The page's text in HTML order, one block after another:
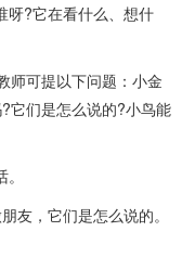
?它在看什么、想什
可提以下问题：小金
它们是怎么说的?小鸟能
，它们是怎么说的。